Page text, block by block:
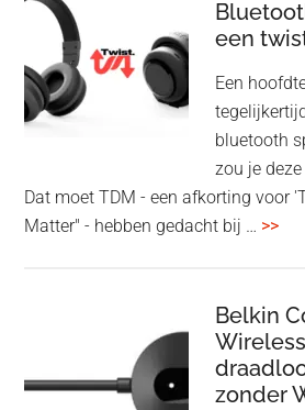
een
Een
bluetooth
zou je
Dat moet TDM - een afkorting voor
Matter" - hebben gedacht bij … >>
in
een
Belkin
zonder